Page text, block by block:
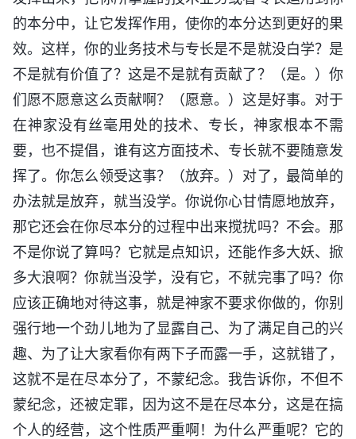
的本分中，让它发挥作用，使你的本分达到更好的果
效。这样，你的业务技术与专长是不是就没白学？是
不是就有价值了？这是不是就有贡献了？（是。）你
们愿不愿意这么贡献啊？（愿意。）这是好事。对于
在神家没有丝毫用处的技术、专长，神家根本不需
要，也不提倡，谁有这方面技术、专长就不要随意发
挥了。你怎么领受这事？（放弃。）对了，最简单的
办法就是放弃，就当没学。你说你心甘情愿地放弃，
那它还会在你尽本分的过程中出来搅扰吗？不会。那
不是你说了算吗？它就是点知识，还能作多大妖、掀
多大浪啊？你就当没学，没有它，不就完事了吗？你
应该正确地对待这事，就是神家不要求你做的，你别
强行地一个劲儿地为了显露自己、为了满足自己的兴
趣、为了让大家看你有两下子而露一手，这就错了，
这就不是在尽本分了，不蒙纪念。我告诉你，不但不
蒙纪念，还被定罪，因为这不是在尽本分，这是在搞
个人的经营，这个性质严重啊！为什么严重呢？它的